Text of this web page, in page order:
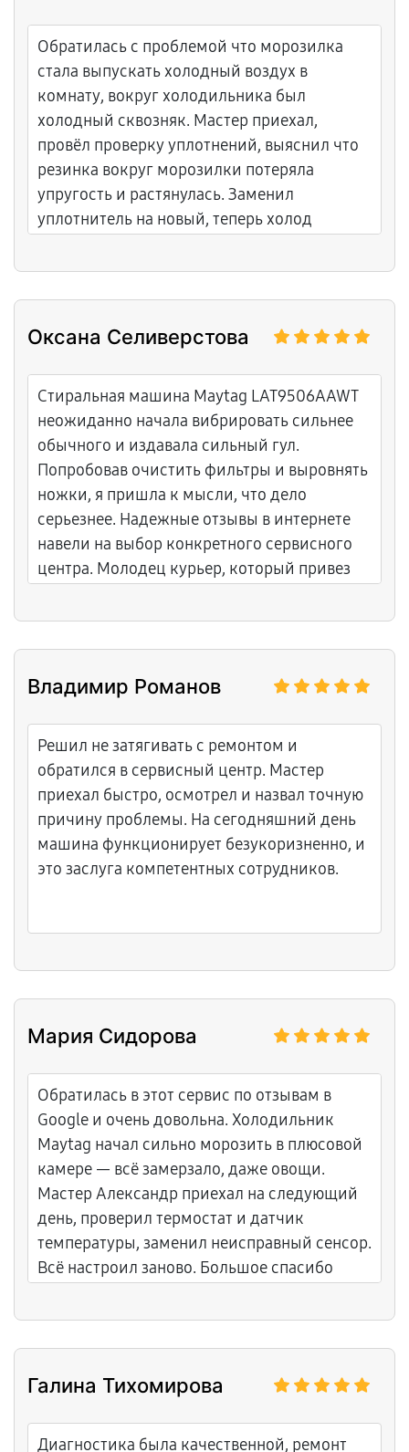
Обратилась с проблемой что морозилка
стала выпускать холодный воздух в
комнату, вокруг холодильника был
холодный сквозняк. Мастер приехал,
провёл проверку уплотнений, выяснил что
резинка вокруг морозилки потеряла
упругость и растянулась. Заменил
уплотнитель на новый, теперь холод
Оксана Селиверстова
Стиральная машина Maytag LAT9506AAWT
неожиданно начала вибрировать сильнее
обычного и издавала сильный гул.
Попробовав очистить фильтры и выровнять
ножки, я пришла к мысли, что дело
серьезнее. Надежные отзывы в интернете
навели на выбор конкретного сервисного
центра. Молодец курьер, который привез
Алексей быстро установил диагноз и
Владимир Романов
Решил не затягивать с ремонтом и
обратился в сервисный центр. Мастер
приехал быстро, осмотрел и назвал точную
причину проблемы. На сегодняшний день
машина функционирует безукоризненно, и
это заслуга компетентных сотрудников.
Мария Сидорова
Обратилась в этот сервис по отзывам в
Google и очень довольна. Холодильник
Maytag начал сильно морозить в плюсовой
камере — всё замерзало, даже овощи.
Мастер Александр приехал на следующий
день, проверил термостат и датчик
температуры, заменил неисправный сенсор.
Всё настроил заново. Большое спасибо
рассказал, как правильно выставлять
Галина Тихомирова
Диагностика была качественной, ремонт